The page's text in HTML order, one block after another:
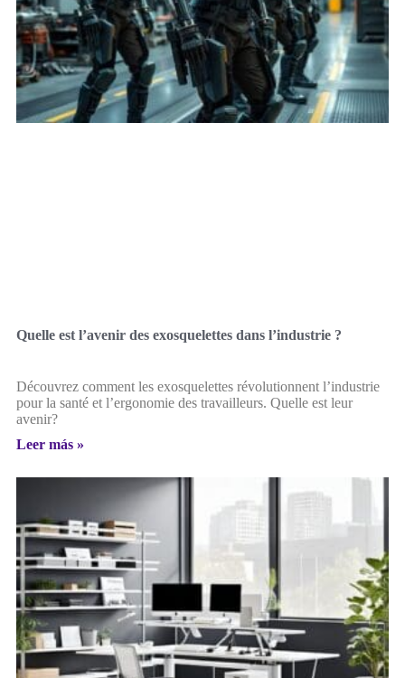
Quelle est l’avenir des exosquelettes dans l’industrie ?
Découvrez comment les exosquelettes révolutionnent l’industrie
pour la santé et l’ergonomie des travailleurs. Quelle est leur
avenir?
Leer más »